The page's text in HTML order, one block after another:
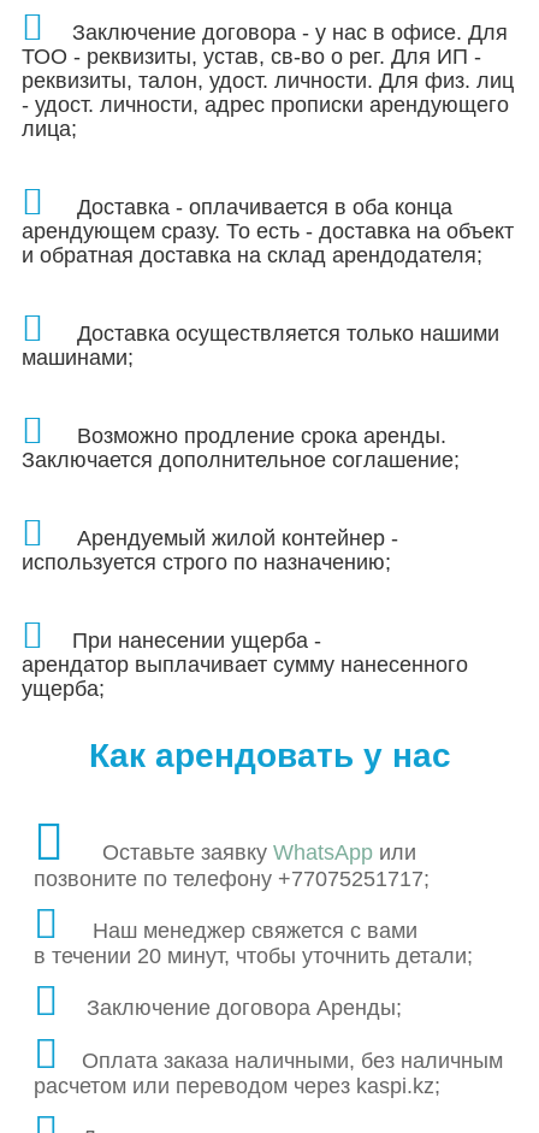
Заключение договора - у нас в офисе. Для
ТОО - реквизиты, устав, св-во о рег. Для ИП -
реквизиты, талон, удост. личности. Для физ. лиц
- удост. личности, адрес прописки арендующего
лица;
Доставка - оплачивается в оба конца
арендующем сразу. То есть - доставка на объект
и обратная доставка на склад арендодателя;
Доставка осуществляется только нашими
машинами;
Возможно продление срока аренды.
Заключается дополнительное соглашение;
Арендуемый жилой контейнер -
используется строго по назначению;
При нанесении ущерба -
арендатор выплачивает сумму нанесенного
ущерба;
Как арендовать у нас
Оставьте заявку WhatsApp или
позвоните по телефону +77075251717;
Наш менеджер свяжется с вами
в течении 20 минут, чтобы уточнить детали;
Заключение договора Аренды;
Оплата заказа наличными, без наличным
расчетом или переводом через kaspi.kz;